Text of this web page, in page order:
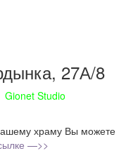
27А/8
Gionet Studio
храму Вы можете
—>>